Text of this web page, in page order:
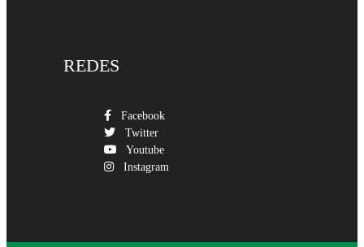
REDES
Facebook
Twitter
Youtube
Instagram